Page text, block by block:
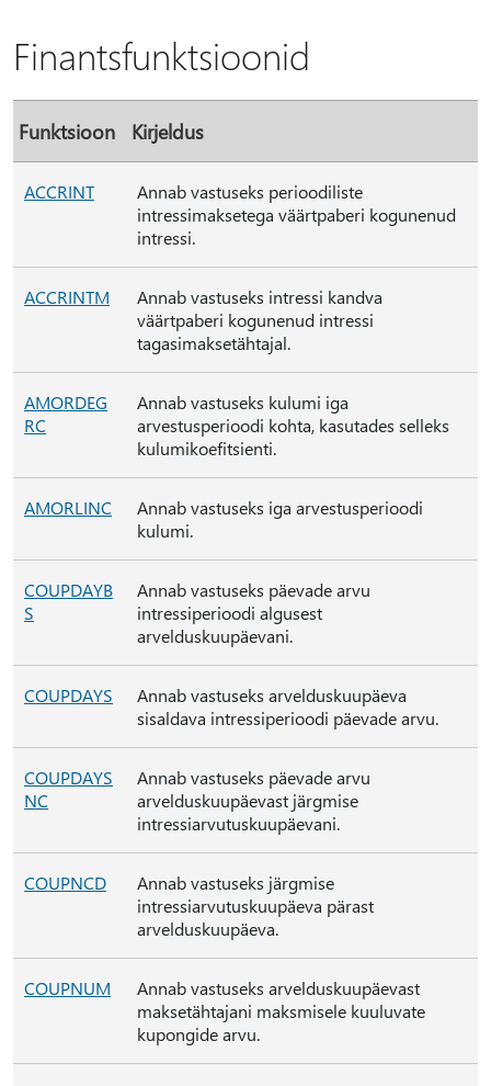
Finantsfunktsioonid
Funktsioon Kirjeldus
ACCRINT
Annab vastuseks perioodiliste
intressimaksetega väärtpaberi kogunenud
intressi.
ACCRINTM
Annab vastuseks intressi kandva
väärtpaberi kogunenud intressi
tagasimaksetähtajal.
AMORDEG
RC
Annab vastuseks kulumi iga
arvestusperioodi kohta, kasutades selleks
kulumikoefitsienti.
AMORLINC
Annab vastuseks iga arvestusperioodi
kulumi.
COUPDAYB
S
Annab vastuseks päevade arvu
intressiperioodi algusest
arvelduskuupäevani.
COUPDAYS
Annab vastuseks arvelduskuupäeva
sisaldava intressiperioodi päevade arvu.
COUPDAYS
NC
Annab vastuseks päevade arvu
arvelduskuupäevast järgmise
intressiarvutuskuupäevani.
COUPNCD
Annab vastuseks järgmise
intressiarvutuskuupäeva pärast
arvelduskuupäeva.
COUPNUM
Annab vastuseks arvelduskuupäevast
maksetähtajani maksmisele kuuluvate
kupongide arvu.